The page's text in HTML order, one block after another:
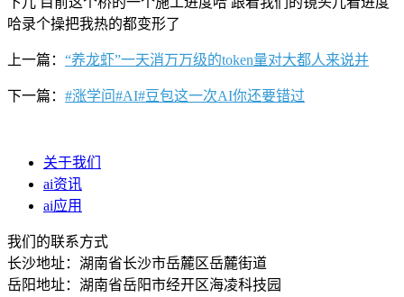
哈录个操把我热的都变形了
上一篇： “养龙虾”一天消万万级的token量对大都人来说并
下一篇： #涨学问#AI#豆包这一次AI你还要错过
关于我们
ai资讯
ai应用
我们的联系方式
长沙地址：湖南省长沙市岳麓区岳麓街道
岳阳地址：湖南省岳阳市经开区海凌科技园